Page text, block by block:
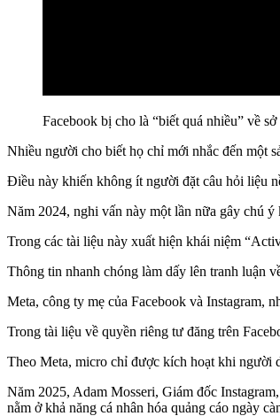
Facebook bị cho là “biết quá nhiều” về
Nhiều người cho biết họ chỉ mới nhắc đến một
Điều này khiến không ít người đặt câu hỏi liệu
Năm 2024, nghi vấn này một lần nữa gây chú
Trong các tài liệu này xuất hiện khái niệm
Thông tin nhanh chóng làm dấy lên tranh luận
Meta, công ty mẹ của Facebook và Instagram,
Trong tài liệu về quyền riêng tư đăng trên
Theo Meta, micro chỉ được kích hoạt khi người
Năm 2025, Adam Mosseri, Giám đốc
nằm ở khả năng cá nhân hóa quảng cáo ngày